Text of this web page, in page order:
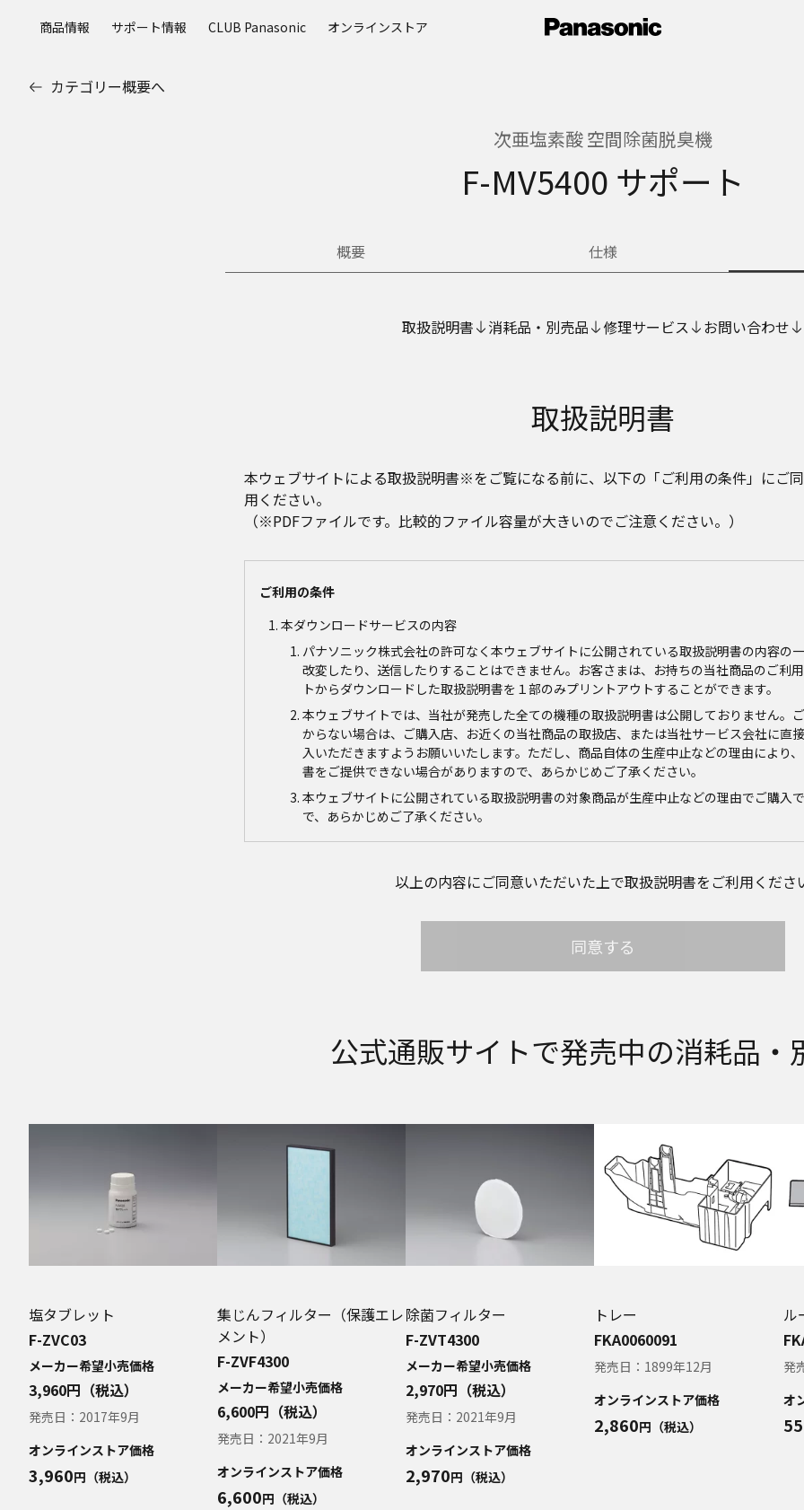
商品情報 サポート情報 CLUB Panasonic オンラインストア
カテゴリー概要へ
次亜塩素酸 空間除菌脱臭機
F-MV5400 サポート
概要 仕様
取扱説明書 消耗品・別売品 修理サービス お問い合わせ
取扱説明書
本ウェブサイトによる取扱説明書※をご覧になる前に、以下の「ご利用の条件」にご
用ください。
（※PDFファイルです。比較的ファイル容量が大きいのでご注意ください。）
ご利用の条件
本ダウンロードサービスの内容
パナソニック株式会社の許可なく本ウェブサイトに公開されている取扱説明書の内容の
改変したり、送信したりすることはできません。お客さまは、お持ちの当社商品のご利
トからダウンロードした取扱説明書を１部のみプリントアウトすることができます。
本ウェブサイトでは、当社が発売した全ての機種の取扱説明書は公開しておりません。
からない場合は、ご購入店、お近くの当社商品の取扱店、または当社サービス会社に直
入いただきますようお願いいたします。ただし、商品自体の生産中止などの理由により
書をご提供できない場合がありますので、あらかじめご了承ください。
本ウェブサイトに公開されている取扱説明書の対象商品が生産中止などの理由でご購入
で、あらかじめご了承ください。
取扱説明書の内容
社は、お客様の個人情報やご相談内容を、ご相談への対応や修理、その確認などのため
者に提供しません。お問い合わせは、ご相談された窓口にご連絡ください。
なお、本ウェブサイトに公開されている取扱説明書は、原則として商品が発売された当
品に同梱される取扱説明書が改訂されている場合、当社の選択により、予告なく、発売
版を本ウェブサイトに掲載する場合もあります。ただし、本ウェブサイトに公開されて
はそれらの印刷物は公開しておりませんことをご了承ください。
安全上のご注意
商品ご使用時の安全上のご注意については、取扱説明書に記載または別途同梱の別紙に
ますが、本ウェブサイトでは別紙にて提供している情報は公開しておりません。
取扱説明書中に記載する安全上のご注意は、法的規制などの変化に応じて変更する場合
品に関し、本ウェブサイトに公開されている取扱説明書に記載の安全上のご注意につい
ら、ご購入店、お近くの当社商品の取扱店、または当社サービス会社に直接お問い合わ
報の損失などによる損害を含む）が生じ、たとえそのような損害の発生や第三者からの賠償
ついてあらかじめ知らされた場合でも、当社は一切責任を負いませんことをご了承ください
本ウェブサイトのサービスの中止、変更など
本ウェブサイトのサービスは予告なく中止、または内容や条件を変更する場合があります。
い。
取扱説明書は、商品をご購入いただいたお客様のための資料です。本ウェブサイトに公開さ
て、ご購入のお客様以外からのお問い合わせにはお応えできない場合がありますことを、ご
以上の内容にご同意いただいた上で取扱説明書をご利用くださ
同意する
公式通販サイトで発売中の消耗品・
塩タブレット
F-ZVC03
メーカー希望小売価格
3,960円（税込）
発売日： 2017年9月
オンラインストア価格
3,960円（税込）
集じんフィルター（保護エレ
メント）
F-ZVF4300
メーカー希望小売価格
6,600円（税込）
発売日： 2021年9月
オンラインストア価格
6,600円（税込）
除菌フィルター
F-ZVT4300
メーカー希望小売価格
2,970円（税込）
発売日： 2021年9月
オンラインストア価格
2,970円（税込）
トレー
FKA0060091
発売日： 1899年12月
オンラインストア価格
2,860円（税込）
ル
発
オ